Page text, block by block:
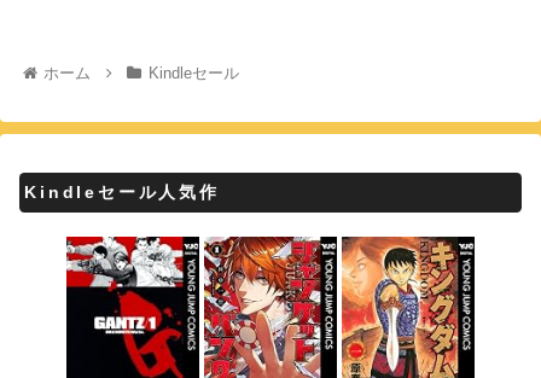
ホーム Kindleセール
Kindleセール人気作